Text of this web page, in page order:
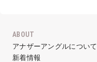
ABOUT
アナザーアングルについて
新着情報